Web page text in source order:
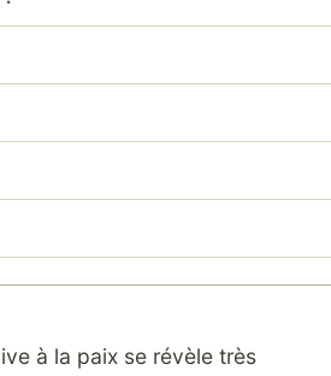
à la paix se révèle très